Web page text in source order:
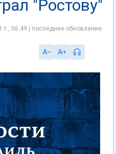
"Ростову"
г., 06:49 | последнее обновление: